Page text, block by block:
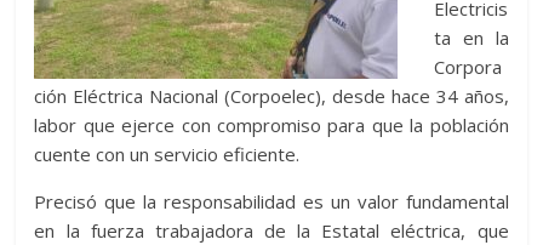
Electricis
ta en la
Corpora
ción Eléctrica Nacional (Corpoelec), desde hace 34 años,
labor que ejerce con compromiso para que la población
cuente con un servicio eficiente.
Precisó que la responsabilidad es un valor fundamental
en la fuerza trabajadora de la Estatal eléctrica, que